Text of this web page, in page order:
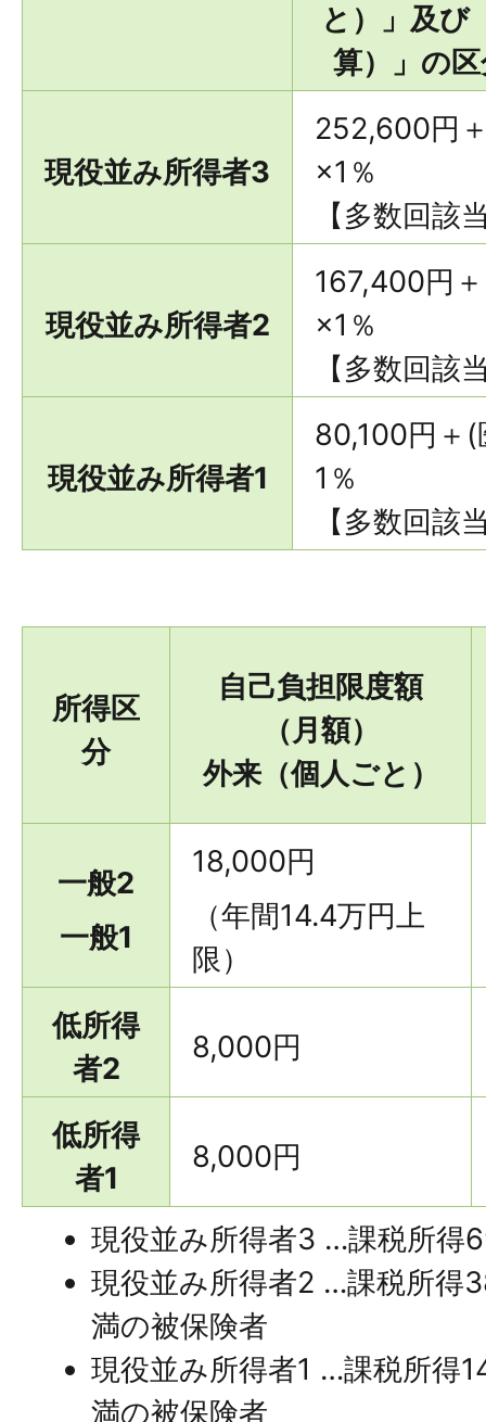
と）」及び
算）」の
現役並み所得者3
252,600円
×1％
【多数回該
現役並み所得者2
167,400円
×1％
【多数回該
現役並み所得者1
80,100円＋
1％
【多数回該
所得区
分
自己負担限度額
（月額）
外来（個人ごと）
一般2
一般1
18,000円
（年間14.4万円上
限）
低所得
者2
8,000円
低所得
者1
8,000円
現役並み所得者3 …課税所得
現役並み所得者2 …課税所得
満の被保険者
現役並み所得者1 …課税所得
満の被保険者